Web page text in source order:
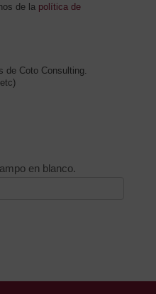
de la política de
de Coto Consulting.
en blanco.